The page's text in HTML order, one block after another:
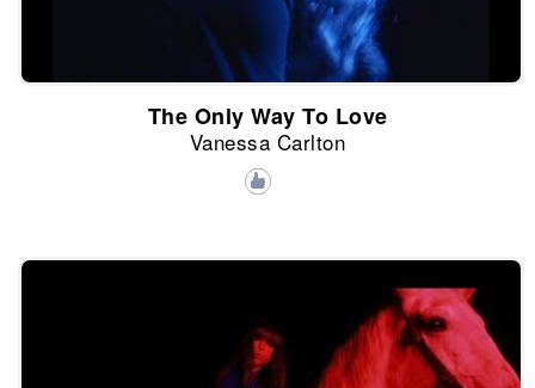
The Only Way To Love
Vanessa Carlton